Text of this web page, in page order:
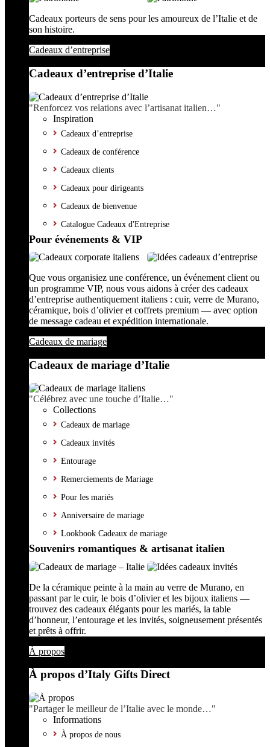
Cadeaux porteurs de sens pour les amoureux de l’Italie et de
son histoire.
Cadeaux d’entreprise
Cadeaux d’entreprise d’Italie
"Renforcez vos relations avec l’artisanat italien…"
Inspiration
Cadeaux d’entreprise
Cadeaux de conférence
Cadeaux clients
Cadeaux pour dirigeants
Cadeaux de bienvenue
Catalogue Cadeaux d'Entreprise
Pour événements & VIP
Que vous organisiez une conférence, un événement client ou
un programme VIP, nous vous aidons à créer des cadeaux
d’entreprise authentiquement italiens : cuir, verre de Murano,
céramique, bois d’olivier et coffrets premium — avec option
de message cadeau et expédition internationale.
Cadeaux de mariage
Cadeaux de mariage d’Italie
"Célébrez avec une touche d’Italie…"
Collections
Cadeaux de mariage
Cadeaux invités
Entourage
Remerciements de Mariage
Pour les mariés
Anniversaire de mariage
Lookbook Cadeaux de mariage
Souvenirs romantiques & artisanat italien
De la céramique peinte à la main au verre de Murano, en
passant par le cuir, le bois d’olivier et les bijoux italiens —
trouvez des cadeaux élégants pour les mariés, la table
d’honneur, l’entourage et les invités, soigneusement présentés
et prêts à offrir.
À propos
À propos d’Italy Gifts Direct
"Partager le meilleur de l’Italie avec le monde…"
Informations
À propos de nous